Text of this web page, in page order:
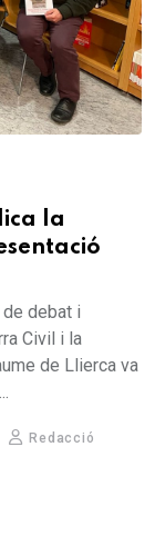
la
debat i
Civil i la
de Llierca va
Redacció